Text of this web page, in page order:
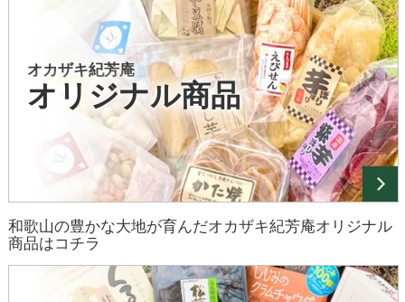
オカザキ紀芳庵
オリジナル商品
和歌山の豊かな大地が育んだオカザキ紀芳庵オリジナル
商品はコチラ